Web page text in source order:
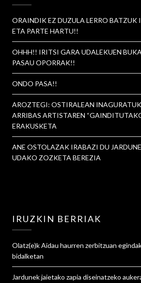
ORAINDIK EZ DUZULA LERRO BATZUK
ETA PARTE HARTU!!
OHHH!! IRITSI GARA UDALEKUEN
PASAU OPORRAK!!
ONDO PASA!!
AROZTEGI: OSTIRALEAN
ARRIBAS ARTISTAREN
ERAKUSKETA
ANE OSTOLAZAK IRABAZI DU
UDAKO ZOZKETA BEREZIA
IRUZKIN BERRIAK
Olatz(e)kAidau haurren zerbitzuan
bidalketan
Jardunek jaietako zapia diseinatzeko